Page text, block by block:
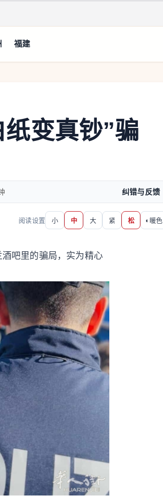
福建
变真钞”骗
纠错与反馈
阅读设置 小 中 大 紧 松 ◐ 暖色
吧里的骗局，实为精心